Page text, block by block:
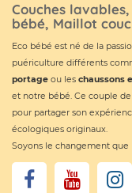
Couches
bébé, Maillot
Eco bébé est né de la
puériculture différents
portage ou les chaussons
et notre bébé. Ce couple
pour partager son
écologiques originaux.
Soyons le changement que